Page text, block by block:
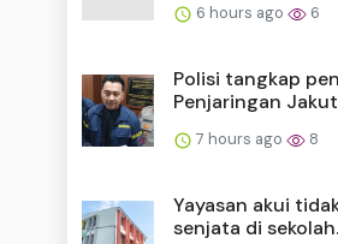
6 hours ago 6
Polisi tangkap
Penjaringan Jakut
7 hours ago 8
Yayasan akui
senjata di